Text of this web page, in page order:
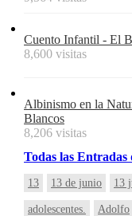
Cuento Infantil - El
8,600 visitas
Albinismo en la
Blancos
8,206 visitas
Todas las Entradas
13 13 de junio 13
adolescentes. Adolfo